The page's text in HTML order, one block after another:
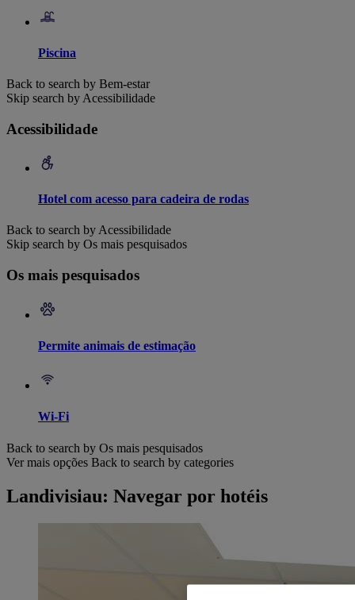
Piscina
Back to search by Bem-estar
Skip search by Acessibilidade
Acessibilidade
Hotel com acesso para cadeira de rodas
Back to search by Acessibilidade
Skip search by Os mais pesquisados
Os mais pesquisados
Permite animais de estimação
Wi-Fi
Back to search by Os mais pesquisados
Ver mais opções Back to search by categories
Landivisiau: Navegar por hotéis